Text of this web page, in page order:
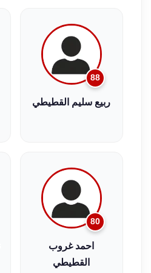
88
ربيع سليم القطيطي
80
احمد غروب
القطيطي